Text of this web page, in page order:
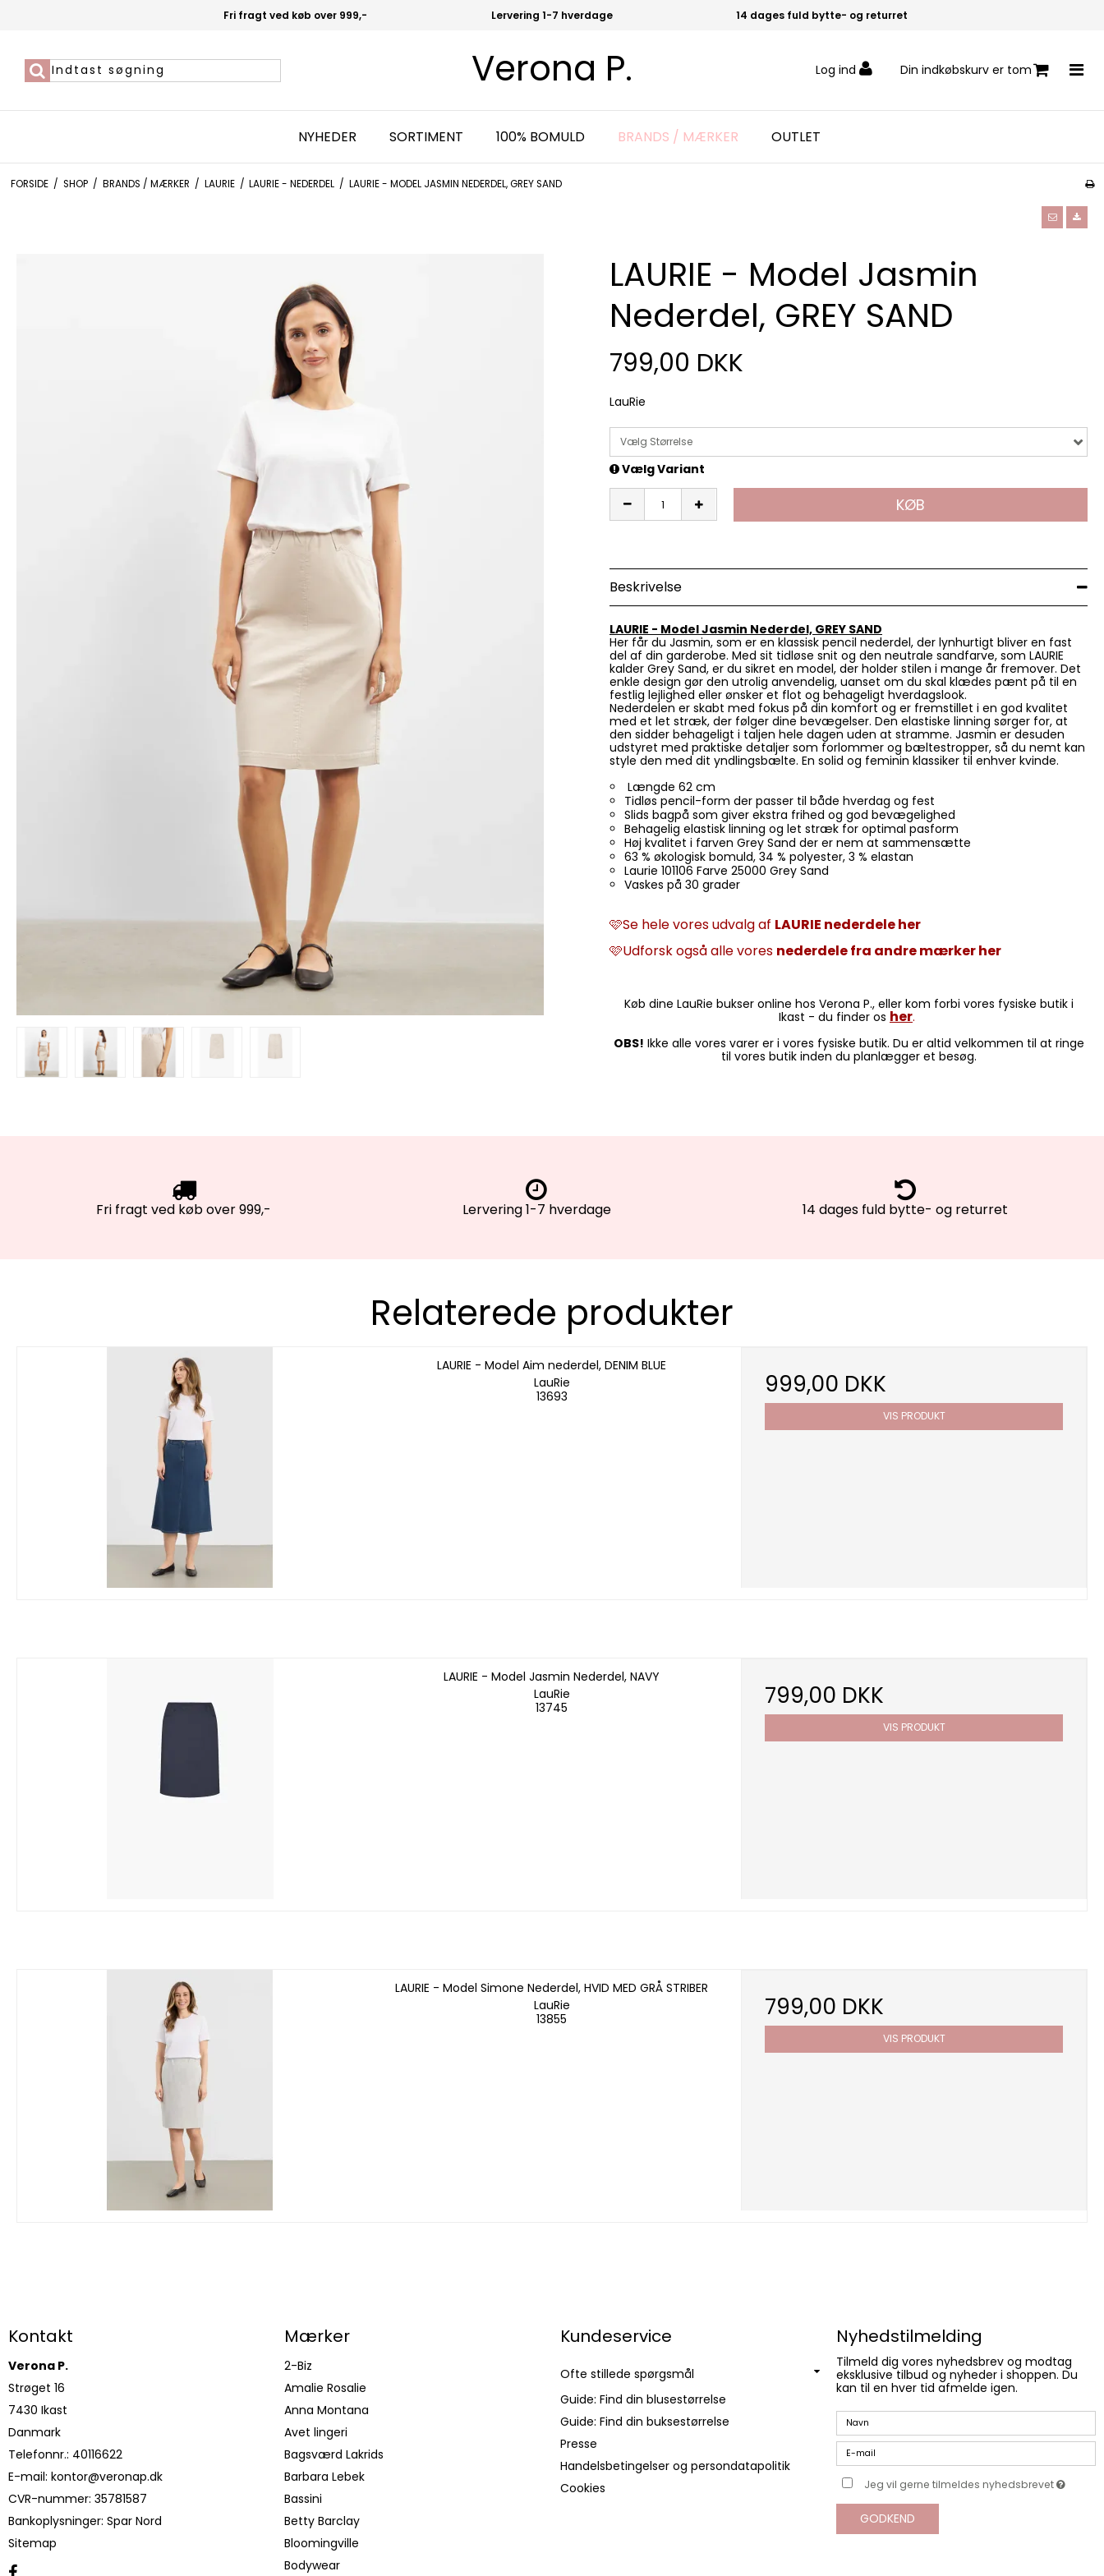
Fri fragt ved køb over 999,- Lervering 1-7 hverdage 14 dages fuld bytte- og returret
Verona P. Log ind Din indkøbskurv er tom
NYHEDER SORTIMENT 100% BOMULD BRANDS / MÆRKER OUTLET
FORSIDE / SHOP / BRANDS / MÆRKER / LAURIE / LAURIE - NEDERDEL / LAURIE - MODEL JASMIN NEDERDEL, GREY SAND
LAURIE - Model Jasmin
Nederdel, GREY SAND
799,00 DKK
LauRie
Vælg Størrelse
Vælg Variant
KØB
Beskrivelse
LAURIE - Model Jasmin Nederdel, GREY SAND
Her får du Jasmin, som er en klassisk pencil nederdel, der lynhurtigt bliver en fast
del af din garderobe. Med sit tidløse snit og den neutrale sandfarve, som LAURIE
kalder Grey Sand, er du sikret en model, der holder stilen i mange år fremover. Det
enkle design gør den utrolig anvendelig, uanset om du skal klædes pænt på til en
festlig lejlighed eller ønsker et flot og behageligt hverdagslook.
Nederdelen er skabt med fokus på din komfort og er fremstillet i en god kvalitet
med et let stræk, der følger dine bevægelser. Den elastiske linning sørger for, at
den sidder behageligt i taljen hele dagen uden at stramme. Jasmin er desuden
udstyret med praktiske detaljer som forlommer og bæltestropper, så du nemt kan
style den med dit yndlingsbælte. En solid og feminin klassiker til enhver kvinde.
Længde 62 cm
Tidløs pencil-form der passer til både hverdag og fest
Slids bagpå som giver ekstra frihed og god bevægelighed
Behagelig elastisk linning og let stræk for optimal pasform
Høj kvalitet i farven Grey Sand der er nem at sammensætte
63 % økologisk bomuld, 34 % polyester, 3 % elastan
Laurie 101106 Farve 25000 Grey Sand
Vaskes på 30 grader
🩷Se hele vores udvalg af LAURIE nederdele her
🩷Udforsk også alle vores nederdele fra andre mærker her
Køb dine LauRie bukser online hos Verona P., eller kom forbi vores fysiske butik i
Ikast - du finder os her.
OBS! Ikke alle vores varer er i vores fysiske butik. Du er altid velkommen til at ringe
til vores butik inden du planlægger et besøg.
Fri fragt ved køb over 999,- Lervering 1-7 hverdage 14 dages fuld bytte- og returret
Relaterede produkter
LAURIE - Model Aim nederdel, DENIM BLUE
LauRie
13693
999,00 DKK
VIS PRODUKT
LAURIE - Model Jasmin Nederdel, NAVY
LauRie
13745
799,00 DKK
VIS PRODUKT
LAURIE - Model Simone Nederdel, HVID MED GRÅ STRIBER
LauRie
13855
799,00 DKK
VIS PRODUKT
Kontakt
Verona P.
Strøget 16
7430 Ikast
Danmark
Telefonnr.: 40116622
E-mail: kontor@veronap.dk
CVR-nummer: 35781587
Bankoplysninger: Spar Nord
Sitemap
Mærker
2-Biz
Amalie Rosalie
Anna Montana
Avet lingeri
Bagsværd Lakrids
Barbara Lebek
Bassini
Betty Barclay
Bloomingville
Bodywear
Kundeservice
Ofte stillede spørgsmål
Guide: Find din blusestørrelse
Guide: Find din buksestørrelse
Presse
Handelsbetingelser og persondatapolitik
Cookies
Nyhedstilmelding
Tilmeld dig vores nyhedsbrev og modtag
eksklusive tilbud og nyheder i shoppen. Du
kan til en hver tid afmelde igen.
Jeg vil gerne tilmeldes nyhedsbrevet
GODKEND